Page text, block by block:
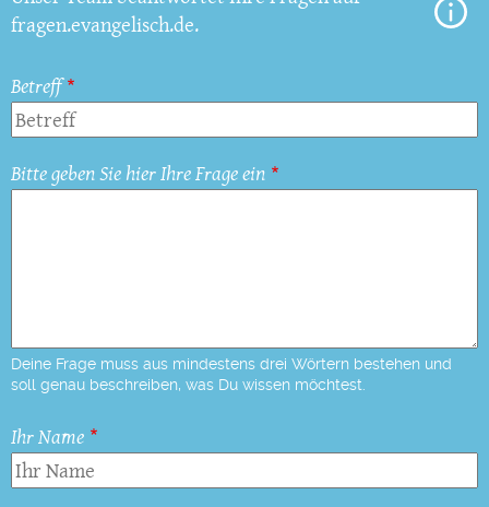
fragen.evangelisch.de.
Betreff
Bitte geben Sie hier Ihre Frage ein
Deine Frage muss aus mindestens drei Wörtern bestehen und
soll genau beschreiben, was Du wissen möchtest.
Ihr Name